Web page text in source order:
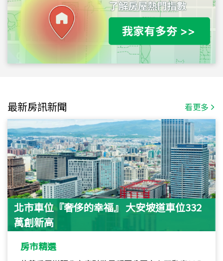
最新房訊新聞 看更多
北市車位『奢侈的幸福』 大安坡道車位332
萬創新高
房市精選